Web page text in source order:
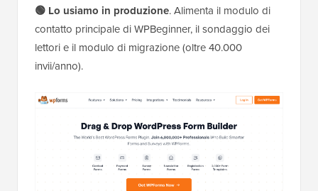
🟢 Lo usiamo in produzione. Alimenta il modulo di
contatto principale di WPBeginner, il sondaggio dei
lettori e il modulo di migrazione (oltre 40.000
invii/anno).